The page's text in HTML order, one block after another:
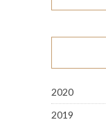
2020
2019